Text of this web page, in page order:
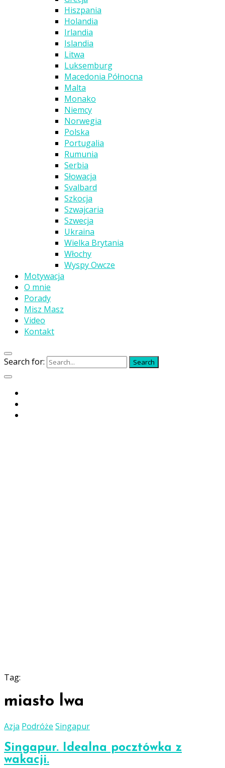
Hiszpania
Holandia
Irlandia
Islandia
Litwa
Luksemburg
Macedonia Północna
Malta
Monako
Niemcy
Norwegia
Polska
Portugalia
Rumunia
Serbia
Słowacja
Svalbard
Szkocja
Szwajcaria
Szwecja
Ukraina
Wielka Brytania
Włochy
Wyspy Owcze
Motywacja
O mnie
Porady
Misz Masz
Video
Kontakt
Search for: Search
Tag:
miasto lwa
Azja Podróże Singapur
Singapur. Idealna pocztówka z
wakacji.